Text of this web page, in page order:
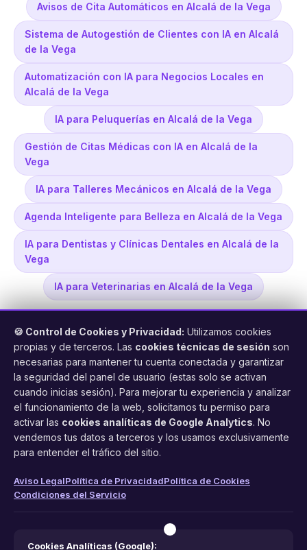
Avisos de Cita Automáticos en Alcalá de la Vega
Sistema de Autogestión de Clientes con IA en Alcalá
de la Vega
Automatización con IA para Negocios Locales en
Alcalá de la Vega
IA para Peluquerías en Alcalá de la Vega
Gestión de Citas Médicas con IA en Alcalá de la
Vega
IA para Talleres Mecánicos en Alcalá de la Vega
Agenda Inteligente para Belleza en Alcalá de la Vega
IA para Dentistas y Clínicas Dentales en Alcalá de la
Vega
IA para Veterinarias en Alcalá de la Vega
FacilCita
Asistente inteligente de citas por teléfono y WhatsApp.
Gestión profesional de agenda con IA para tu negocio.
Funciones
Aviso Legal
🍪 Control de Cookies y Privacidad: Utilizamos cookies
propias y de terceros. Las cookies técnicas de sesión son
necesarias para mantener tu cuenta conectada y garantizar
la seguridad del panel de usuario (estas solo se activan
cuando inicias sesión). Para mejorar tu experiencia y analizar
el funcionamiento de la web, solicitamos tu permiso para
activar las cookies analíticas de Google Analytics. No
vendemos tus datos a terceros y los usamos exclusivamente
para entender el tráfico del sitio.
Aviso LegalPolítica de PrivacidadPolítica de Cookies
Condiciones del Servicio
Cookies Analíticas (Google):